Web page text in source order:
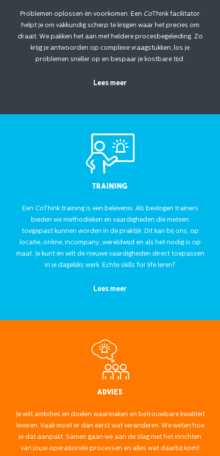
Problemen oplossen én voorkomen. Een CoThink facilitator
helpt je om vakkundig scherp te krijgen waar het precies om
draait. We pakken het aan met heldere procesbegeleiding. Zo
krijg je antwoorden op complexe vraagstukken, los je
problemen sneller op en bespaar je kostbare tijd.
Lees meer
Training
Een CoThink training is een belevenis. Als bevlogen trainers
bieden we methodieken en vaardigheden die meteen
toegepast kunnen worden in de praktijk. Dit kan bij ons, op
locatie, online, incompany, wereldwijd en als het nodig is op
maat. Je kunt én wilt de nieuwe vaardigheden direct toepassen
in je dagelijks werk. Echte skills for life leren?
Lees meer
Advies
Je wilt ambities en doelen waarmaken en betrouwbare kwaliteit
leveren. Vaak moet er dan eerst wat veranderen. We weten hoe
je dat aanpakt. Samen gaan we aan de slag met het inrichten
van jouw operationele processen en alles wat daarbij komt